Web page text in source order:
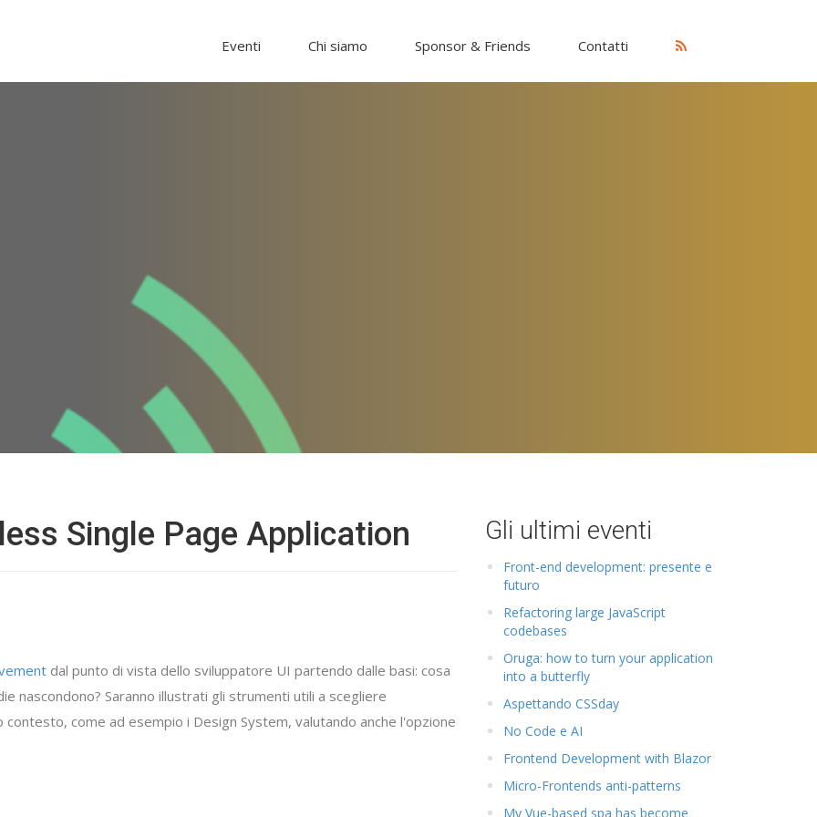
Eventi Chi siamo Sponsor & Friends Contatti
Single Page Application
dal punto di vista dello sviluppatore UI partendo dalle basi: cosa
nascondono? Saranno illustrati gli strumenti utili a scegliere
come ad esempio i Design System, valutando anche l'opzione
Gli ultimi eventi
Front-end development: presente e
futuro
Refactoring large JavaScript
codebases
Oruga: how to turn your application
into a butterfly
Aspettando CSSday
No Code e AI
Frontend Development with Blazor
Micro-Frontends anti-patterns
My Vue-based spa has become